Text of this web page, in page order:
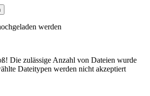
werden
Die zulässige Anzahl von Dateien wurde
Dateitypen werden nicht akzeptiert